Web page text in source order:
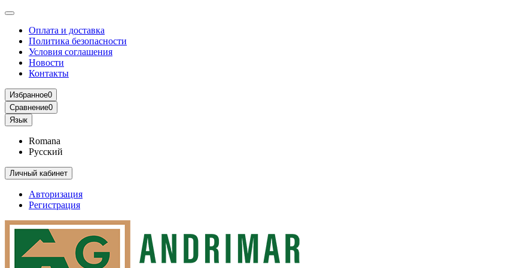
Оплата и доставка
Политика безопасности
Условия соглашения
Новости
Контакты
Избранное0
Сравнение0
Язык
Romana
Русский
Личный кабинет
Авторизация
Регистрация